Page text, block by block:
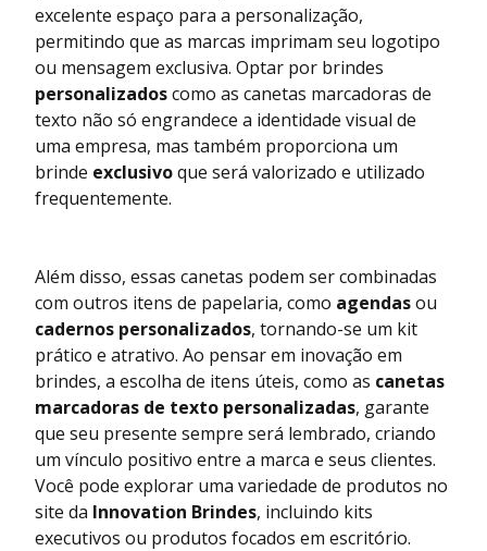
excelente espaço para a personalização,
permitindo que as marcas imprimam seu logotipo
ou mensagem exclusiva. Optar por brindes
personalizadoscomo as canetas marcadoras de
texto não só engrandece a identidade visual de
uma empresa, mas também proporciona um
brinde exclusivoque será valorizado e utilizado
frequentemente.
Além disso, essas canetas podem ser combinadas
com outros itens de papelaria, como agendasou
cadernos personalizados, tornando-se um kit
prático e atrativo. Ao pensar em inovação em
brindes, a escolha de itens úteis, como as canetas
marcadoras de texto personalizadas, garante
que seu presente sempre será lembrado, criando
um vínculo positivo entre a marca e seus clientes.
Você pode explorar uma variedade de produtos no
site da Innovation Brindes, incluindo kits
executivos ou produtos focados em escritório.